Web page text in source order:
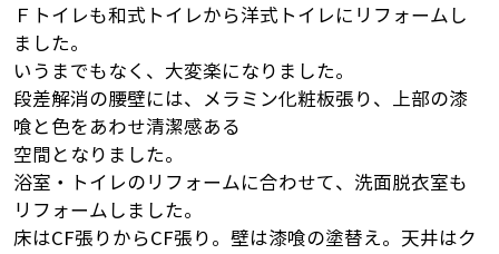
Ｆトイレも和式トイレから洋式トイレにリフォームし
ました。
いうまでもなく、大変楽になりました。
段差解消の腰壁には、メラミン化粧板張り、上部の漆
喰と色をあわせ清潔感ある
空間となりました。
浴室・トイレのリフォームに合わせて、洗面脱衣室も
リフォームしました。
床はCF張りからCF張り。壁は漆喰の塗替え。天井はク